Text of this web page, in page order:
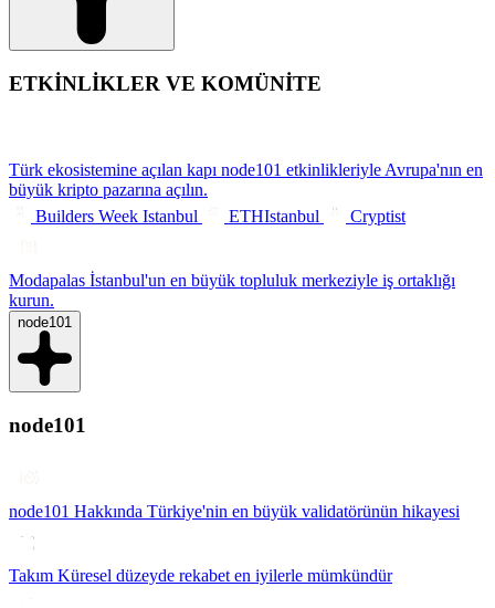
ETKİNLİKLER VE KOMÜNİTE
Türk ekosistemine açılan kapı node101 etkinlikleriyle Avrupa'nın en
büyük kripto pazarına açılın.
Builders Week Istanbul
ETHIstanbul Cryptist
Modapalas İstanbul'un en büyük topluluk merkeziyle iş ortaklığı
kurun.
node101
node101
node101 Hakkında Türkiye'nin en büyük validatörünün hikayesi
Takım Küresel düzeyde rekabet en iyilerle mümkündür